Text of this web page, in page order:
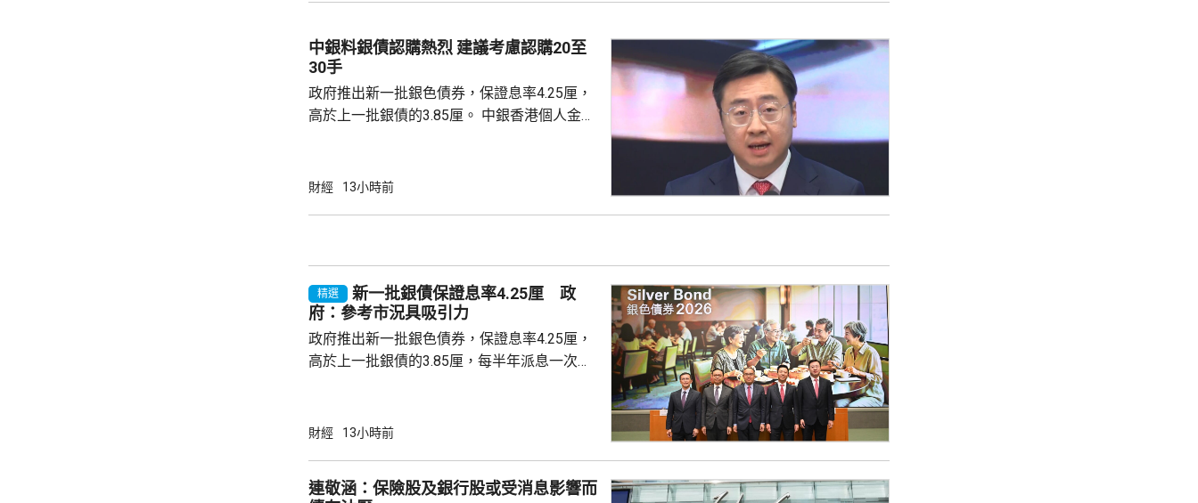
拓產品實施網絡安全審查。 商務部昨日宣布對
美國採取5項反制措施，包括加強無人機相關
兩用物項對出口管...
中銀料銀債認購熱烈 建議考慮認購20至
30手
政府推出新一批銀色債券，保證息率4.25厘，
高於上一批銀債的3.85厘。 中銀香港個人金融
帶動股市和債市波動，令風險較低及收益穩定
年超過30萬人參與，預料今次認購人數會更
多，建議市民可考慮購買20...
財經 13小時前
精選
新一批銀債保證息率4.25厘 政
府：參考市況具吸引力
政府推出新一批銀色債券，保證息率4.25厘，
高於上一批銀債的3.85厘，每半年派息一次。
100手債券；持有有效香港身份證、1967年或
符合認購資格，會視乎認購反應，將目標發行
財經 13小時前
連敬涵：保險股及銀行股或受消息影響而